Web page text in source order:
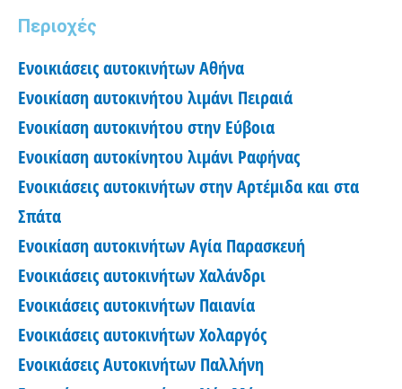
Περιοχές
Ενοικιάσεις αυτοκινήτων Αθήνα
Ενοικίαση αυτοκινήτου λιμάνι Πειραιά
Ενοικίαση αυτοκινήτου στην Εύβοια
Ενοικίαση αυτοκίνητου λιμάνι Ραφήνας
Ενοικιάσεις αυτοκινήτων στην Αρτέμιδα και στα
Σπάτα
Ενοικίαση αυτοκινήτων Αγία Παρασκευή
Ενοικιάσεις αυτοκινήτων Χαλάνδρι
Ενοικιάσεις αυτοκινήτων Παιανία
Ενοικιάσεις αυτοκινήτων Χολαργός
Ενοικιάσεις Αυτοκινήτων Παλλήνη